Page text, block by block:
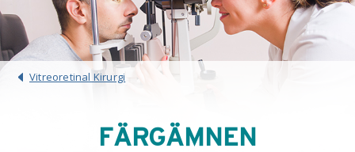
Vitreoretinal Kirurgi
FÄRGÄMNEN